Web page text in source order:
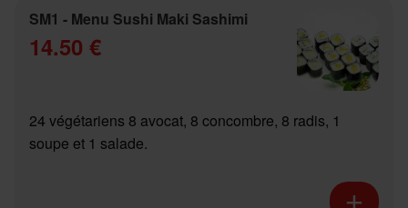
SM1 - Menu Sushi Maki Sashimi
14.50 €
24 végétariens 8 avocat, 8 concombre, 8 radis, 1
soupe et 1 salade.